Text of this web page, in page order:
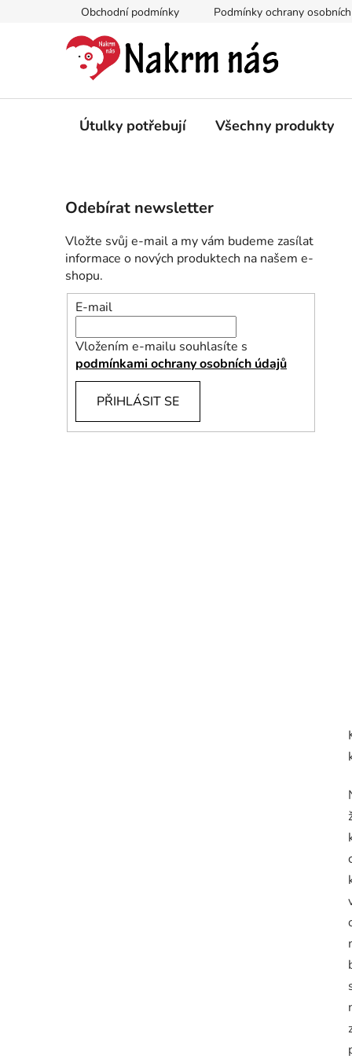
Obchodní podmínky Podmínky ochrany
Útulky potřebují Všechny produkty
o
s
t
r
a
e
Odebírat newsletter
Vložte svůj e-mail a my vám budeme zasílat
informace o nových produktech na našem e-
shopu.
E-mail
Vložením e-mailu souhlasíte s
podmínkami ochrany osobních údajů
PŘIHLÁSIT SE